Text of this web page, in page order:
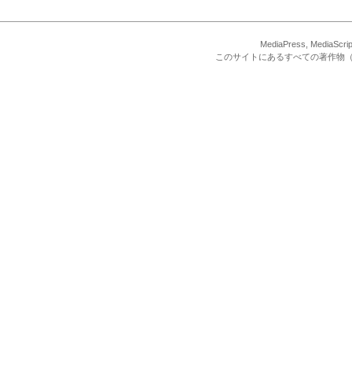
MediaPress,
このサイトにあるすべての著作物